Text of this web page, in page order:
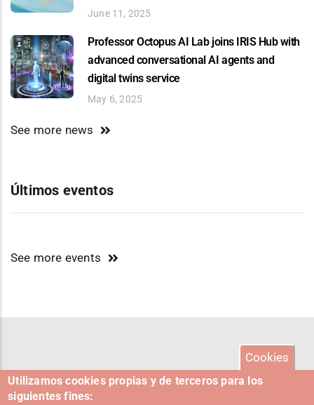
June 11, 2025
Professor Octopus AI Lab joins IRIS Hub with
advanced conversational AI agents and
digital twins service
May 6, 2025
See more news
Últimos eventos
See more events
Cookies
Utilizamos cookies propias y de terceros para los
siguientes fines: